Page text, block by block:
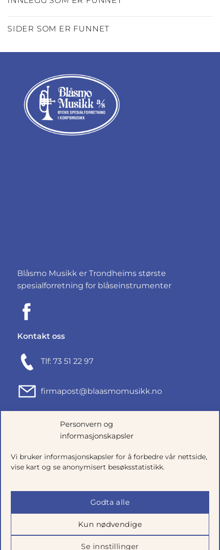
Personvern og
informasjonskapsler
Vi bruker informasjonskapsler for å forbedre vår nettside,
vise kart og se anonymisert besøksstatistikk.
Godta alle
Kun nødvendige
Se innstillinger
SIDER SOM ER FUNNET
Blåsmo Musikk er Trondheims største
spesialforretning for blåseinstrumenter
Kontakt oss
Tlf: 73 51 22 97
firmapost@blaasmomusikk.no
Fjordgata 46, 7010 TRONDHEIM